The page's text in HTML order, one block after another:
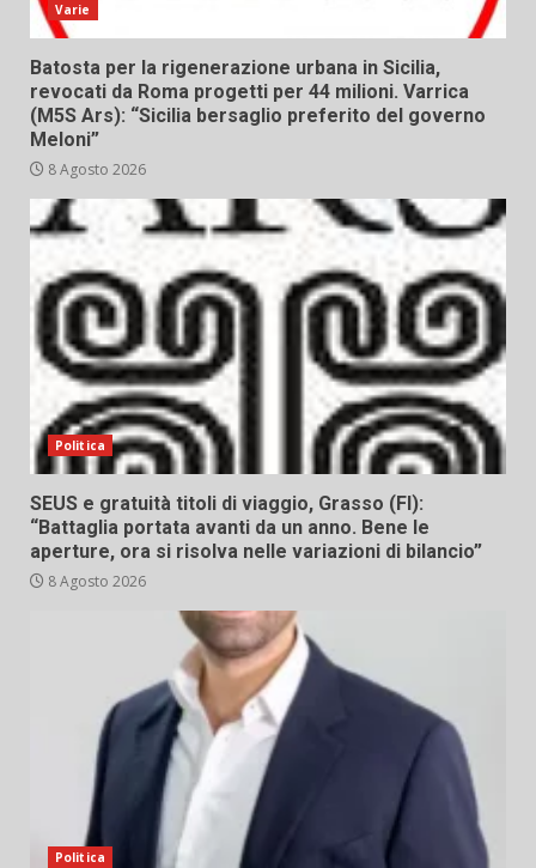
Varie
Batosta per la rigenerazione urbana in Sicilia,
revocati da Roma progetti per 44 milioni. Varrica
(M5S Ars): “Sicilia bersaglio preferito del governo
Meloni”
8 Agosto 2026
Politica
SEUS e gratuità titoli di viaggio, Grasso (FI):
“Battaglia portata avanti da un anno. Bene le
aperture, ora si risolva nelle variazioni di bilancio”
8 Agosto 2026
Politica